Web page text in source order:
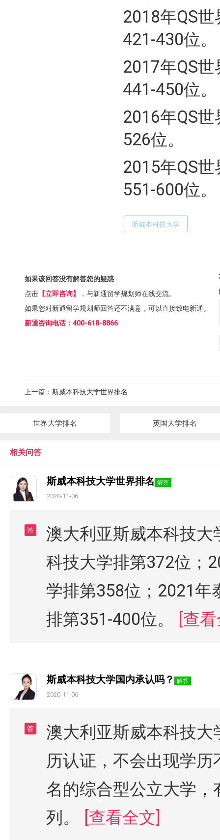
2018年QS
421-430位。
2017年QS
441-450位。
2016年QS
526位。
2015年QS
551-600位。
斯威本科技大学
如果该回答没有解答您的疑惑
点击 【立即咨询】
，与新通留学规划师在线交流。
如果您对新通留学规划师回答还不满意，可以直接致电新通。
新通咨询电话：400-618-8866
上一篇： 斯威本科技大学世界排名
世界大学排名 英国大学排名
相关问答
斯威本科技大学世界排名 解答
2020-11-06
答
澳大利亚斯威本科技大
科技大学排第372位；
学排第358位；2021年
排第351-400位。
[查
斯威本科技大学国内承认吗？ 解答
2020-11-06
答
澳大利亚斯威本科技
历认证，不会出现学
名的综合型公立大学
列。
[查看全文]